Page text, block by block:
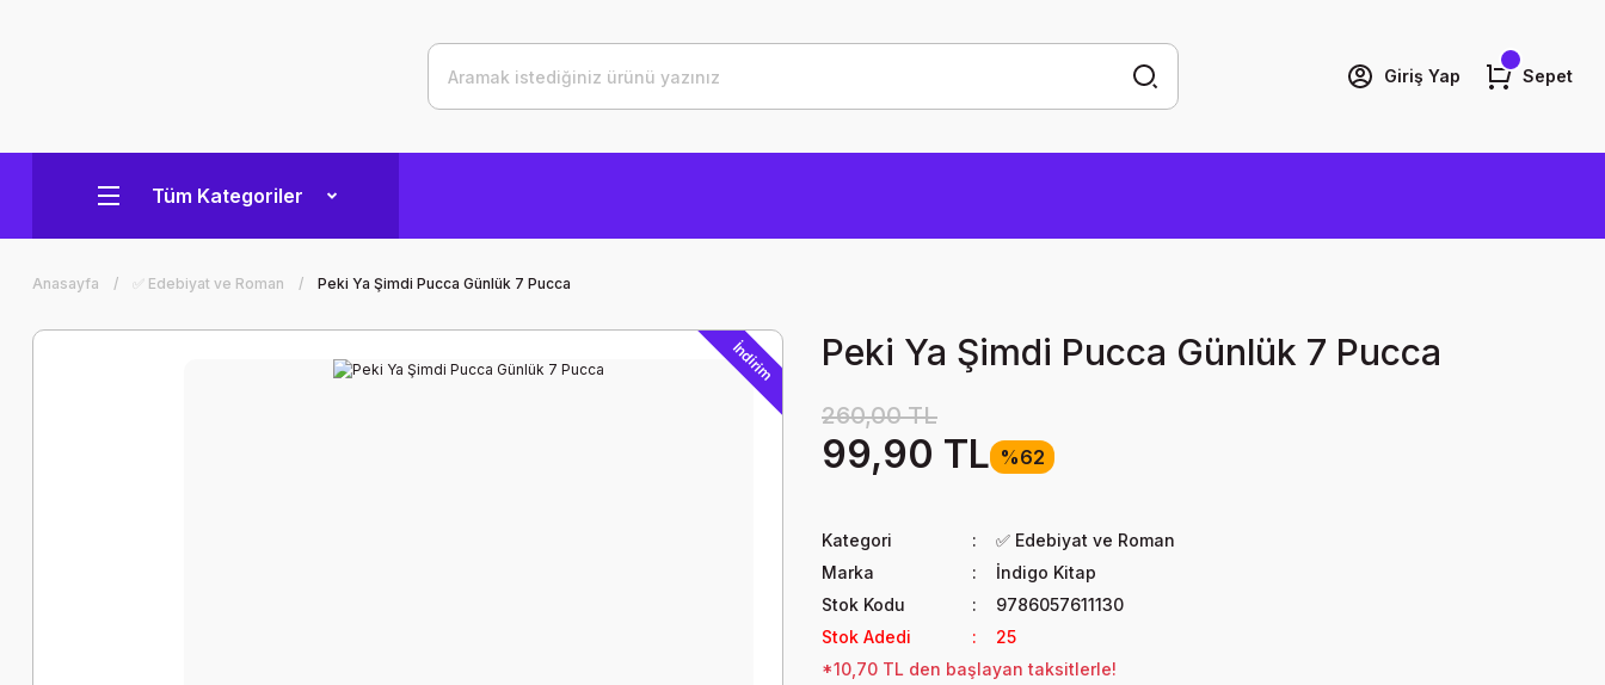
Giriş Yap Sepet
Tüm Kategoriler
Anasayfa ✅ Edebiyat ve Roman Peki Ya Şimdi Pucca Günlük 7 Pucca
İndirim Peki Ya Şimdi Pucca Günlük 7 Pucca
260,00 TL
99,90 TL %62
Kategori
✅ Edebiyat ve Roman
Marka
İndigo Kitap
Stok Kodu
9786057611130
Stok Adedi
25
*10,70 TL den başlayan taksitlerle!